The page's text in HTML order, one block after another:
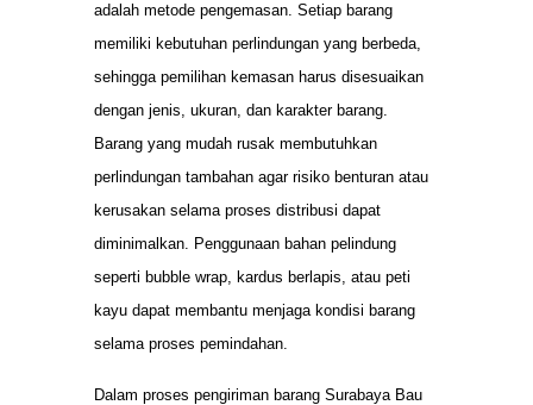
adalah metode pengemasan. Setiap barang
memiliki kebutuhan perlindungan yang berbeda,
sehingga pemilihan kemasan harus disesuaikan
dengan jenis, ukuran, dan karakter barang.
Barang yang mudah rusak membutuhkan
perlindungan tambahan agar risiko benturan atau
kerusakan selama proses distribusi dapat
diminimalkan. Penggunaan bahan pelindung
seperti bubble wrap, kardus berlapis, atau peti
kayu dapat membantu menjaga kondisi barang
selama proses pemindahan.
Dalam proses pengiriman barang Surabaya Bau